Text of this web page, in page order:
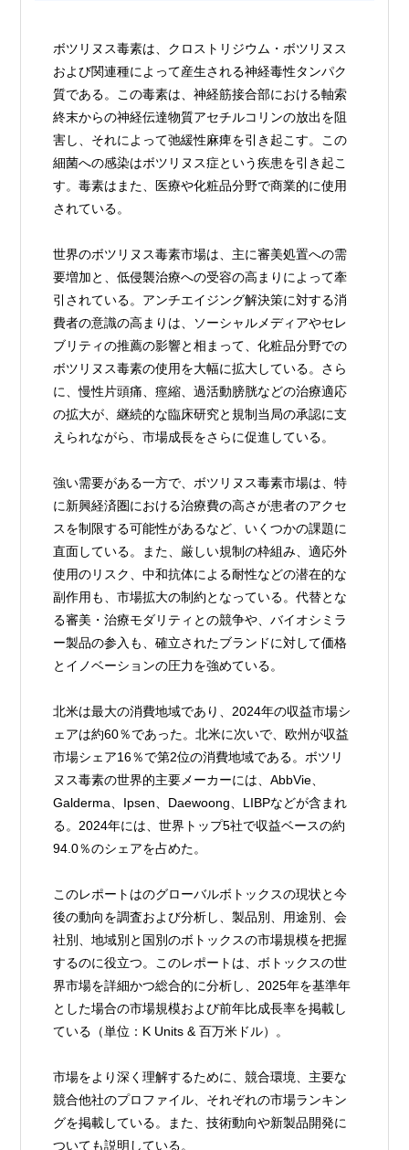
ボツリヌス毒素は、クロストリジウム・ボツリヌス
および関連種によって産生される神経毒性タンパク
質である。この毒素は、神経筋接合部における軸索
終末からの神経伝達物質アセチルコリンの放出を阻
害し、それによって弛緩性麻痺を引き起こす。この
細菌への感染はボツリヌス症という疾患を引き起こ
す。毒素はまた、医療や化粧品分野で商業的に使用
されている。
世界のボツリヌス毒素市場は、主に審美処置への需
要増加と、低侵襲治療への受容の高まりによって牽
引されている。アンチエイジング解決策に対する消
費者の意識の高まりは、ソーシャルメディアやセレ
ブリティの推薦の影響と相まって、化粧品分野での
ボツリヌス毒素の使用を大幅に拡大している。さら
に、慢性片頭痛、痙縮、過活動膀胱などの治療適応
の拡大が、継続的な臨床研究と規制当局の承認に支
えられながら、市場成長をさらに促進している。
強い需要がある一方で、ボツリヌス毒素市場は、特
に新興経済圏における治療費の高さが患者のアクセ
スを制限する可能性があるなど、いくつかの課題に
直面している。また、厳しい規制の枠組み、適応外
使用のリスク、中和抗体による耐性などの潜在的な
副作用も、市場拡大の制約となっている。代替とな
る審美・治療モダリティとの競争や、バイオシミラ
ー製品の参入も、確立されたブランドに対して価格
とイノベーションの圧力を強めている。
北米は最大の消費地域であり、2024年の収益市場シ
ェアは約60％であった。北米に次いで、欧州が収益
市場シェア16％で第2位の消費地域である。ボツリ
ヌス毒素の世界的主要メーカーには、AbbVie、
Galderma、Ipsen、Daewoong、LIBPなどが含まれ
る。2024年には、世界トップ5社で収益ベースの約
94.0％のシェアを占めた。
このレポートはのグローバルボトックスの現状と今
後の動向を調査および分析し、製品別、用途別、会
社別、地域別と国別のボトックスの市場規模を把握
するのに役立つ。このレポートは、ボトックスの世
界市場を詳細かつ総合的に分析し、2025年を基準年
とした場合の市場規模および前年比成長率を掲載し
ている（単位：K Units & 百万米ドル）。
市場をより深く理解するために、競合環境、主要な
競合他社のプロファイル、それぞれの市場ランキン
グを掲載している。また、技術動向や新製品開発に
ついても説明している。